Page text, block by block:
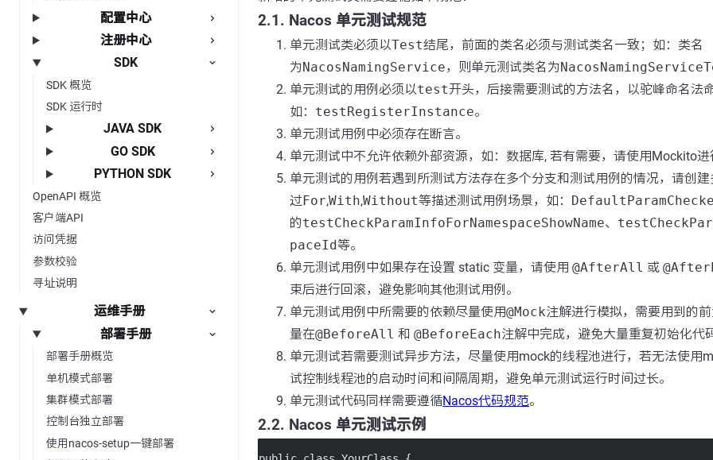
配置中心
注册中心
SDK
SDK 概览
SDK 运行时
JAVA SDK
GO SDK
PYTHON SDK
OpenAPI 概览
客户端API
访问凭据
参数校验
寻址说明
运维手册
部署手册
部署手册概览
单机模式部署
集群模式部署
控制台独立部署
使用nacos-setup一键部署
2.1. Nacos 单元测试规范
单元测试类必须以Test结尾，前面的类名必须与测试类名一致；如：类名
为NacosNamingService，则单元测试类名为
单元测试的用例必须以test开头，后接需要测试的方法名，以驼峰命名法
如： testRegisterInstance。
单元测试用例中必须存在断言。
单元测试中不允许依赖外部资源，如：数据库, 若有需要，请使用Mockito
单元测试的用例若遇到所测试方法存在多个分支和测试用例的情况，请创
过For,With,Without等描述测试用例场景，如：
的testCheckParamInfoForNamespaceShowName、
paceId等。
单元测试用例中如果存在设置 static 变量，请使用 @AfterAll 或
束后进行回滚，避免影响其他测试用例。
单元测试用例中所需要的依赖尽量使用@Mock注解进行模拟，需要用到的
量在@BeforeAll 和 @BeforeEach注解中完成，避免大量重复初始化代
单元测试若需要测试异步方法，尽量使用mock的线程池进行，若无法使用
试控制线程池的启动时间和间隔周期，避免单元测试运行时间过长。
单元测试代码同样需要遵循Nacos代码规范。
2.2. Nacos 单元测试示例